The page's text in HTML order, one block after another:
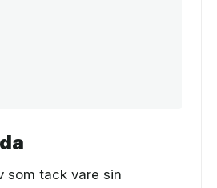
som tack vare sin